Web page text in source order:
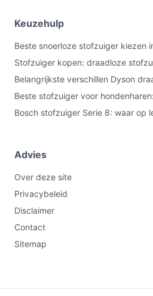
Keuzehulp
Beste snoerloze stofzuiger kiezen
Stofzuiger kopen: draadloze
Belangrijkste verschillen Dyson
Beste stofzuiger voor
Bosch stofzuiger Serie 8: waar op
Advies
Over deze site
Privacybeleid
Disclaimer
Contact
Sitemap